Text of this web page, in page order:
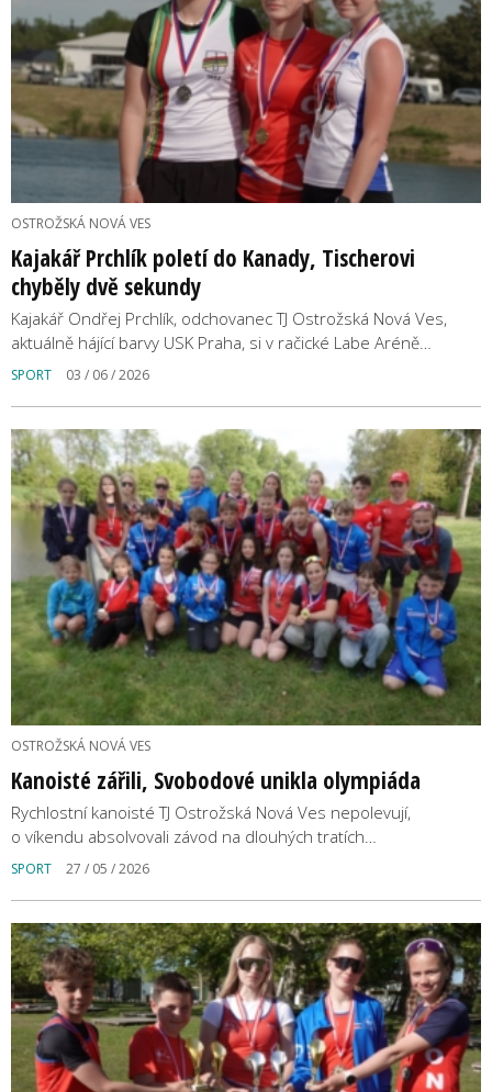
OSTROŽSKÁ NOVÁ VES
Kajakář Prchlík poletí do Kanady, Tischerovi
chyběly dvě sekundy
Kajakář Ondřej Prchlík, odchovanec TJ Ostrožská Nová Ves,
aktuálně hájící barvy USK Praha, si v račické Labe Aréně…
SPORT 03 / 06 / 2026
OSTROŽSKÁ NOVÁ VES
Kanoisté zářili, Svobodové unikla olympiáda
Rychlostní kanoisté TJ Ostrožská Nová Ves nepolevují,
o víkendu absolvovali závod na dlouhých tratích…
SPORT 27 / 05 / 2026